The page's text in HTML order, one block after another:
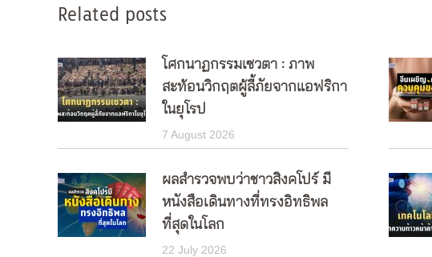
Related posts
โศกนาฏกรรมเซวตา : ภาพ
สะท้อนวิกฤตผู้ลี้ภัยจากแอฟริกา
ในยุโรป
7 August 2026
ผลสำรวจพบว่าชาวสิงคโปร์ มี
หนังสือเดินทางที่ทรงอิทธิพล
ที่สุดในโลก
22 July 2026